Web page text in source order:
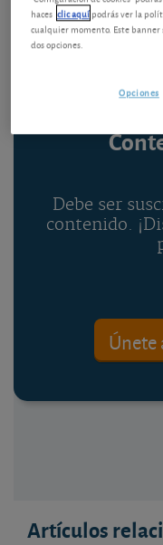
Debe ser
contenido.
Artículos
haces clic aquípodrás ver la
cualquier momento. Este banner
dos opciones.
Opciones